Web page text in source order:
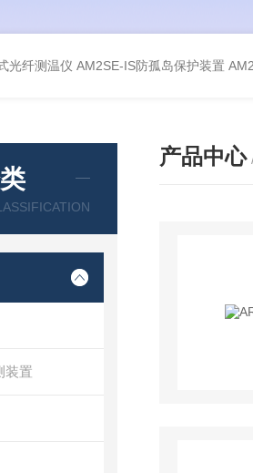
光纤测温仪 AM2SE-IS防孤岛保护装置
装置
产品中心